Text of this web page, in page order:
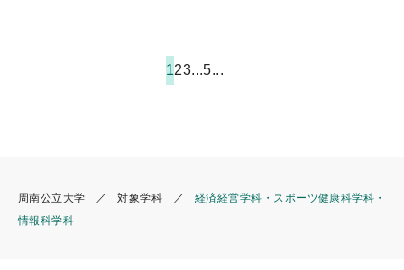
123...5...
周南公立大学 対象学科
経済経営学科・スポーツ健康科学科・
情報科学科